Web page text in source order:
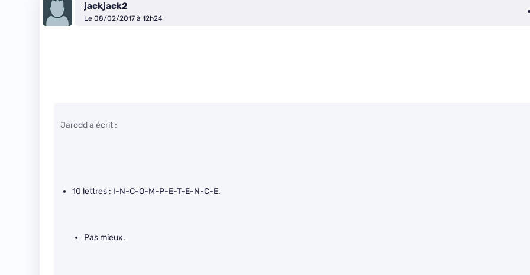
jackjack2
Le 08/02/2017 à 12h24
Jarodd a écrit :
10 lettres : I-N-C-O-M-P-E-T-E-N-C-E.
Pas mieux.